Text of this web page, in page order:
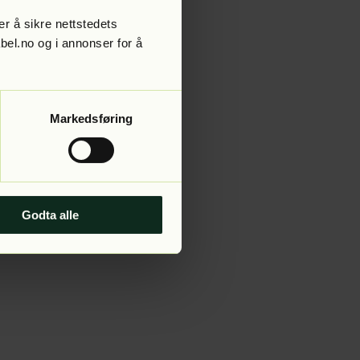
å sikre nettstedets
og i annonser for å
Markedsføring
Godta alle